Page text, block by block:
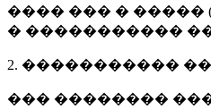
���� ��� � �����
� �����������
2. �����������
��� ��������